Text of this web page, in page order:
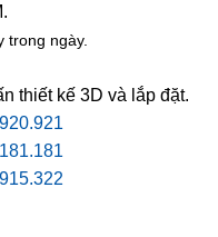
trong ngày.
thiết kế 3D và lắp đặt.